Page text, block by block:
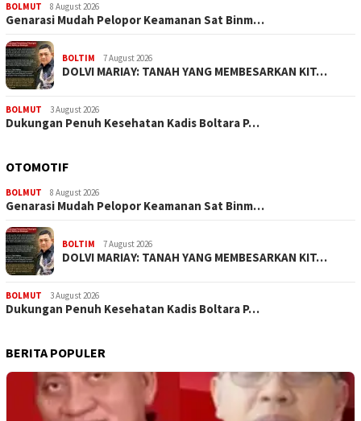
BOLMUT 8 August 2026
Genarasi Mudah Pelopor Keamanan Sat Binm…
BOLTIM 7 August 2026
DOLVI MARIAY: TANAH YANG MEMBESARKAN KIT…
BOLMUT 3 August 2026
Dukungan Penuh Kesehatan Kadis Boltara P…
OTOMOTIF
BOLMUT 8 August 2026
Genarasi Mudah Pelopor Keamanan Sat Binm…
BOLTIM 7 August 2026
DOLVI MARIAY: TANAH YANG MEMBESARKAN KIT…
BOLMUT 3 August 2026
Dukungan Penuh Kesehatan Kadis Boltara P…
BERITA POPULER